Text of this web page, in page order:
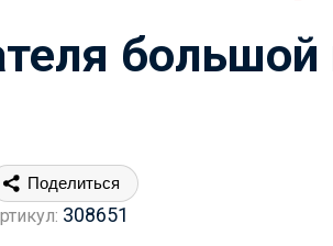
большой
Поделиться
308651